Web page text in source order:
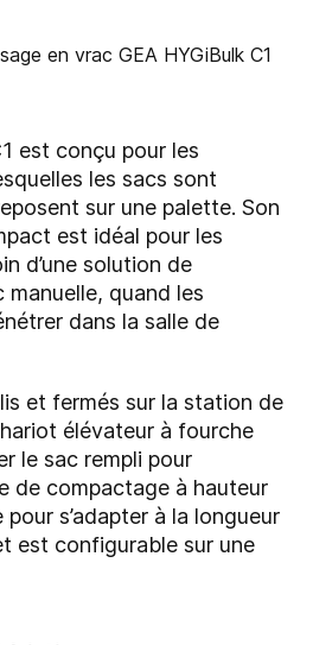
est conçu pour les
les sacs sont
sur une palette. Son
est idéal pour les
d’une solution de
manuelle, quand les
dans la salle de
et fermés sur la station de
élévateur à fourche
le sac rempli pour
de compactage à hauteur
s’adapter à la longueur
est configurable sur une